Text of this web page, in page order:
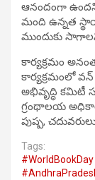
ఆనందంగా
మంది ఉన్నత
ముందుకు
కార్యక్రమం
కార్యక్రమంలో
అభివృద్ధి కమిటీ
గ్రంథాలయ
పుష్ప,
Tags: